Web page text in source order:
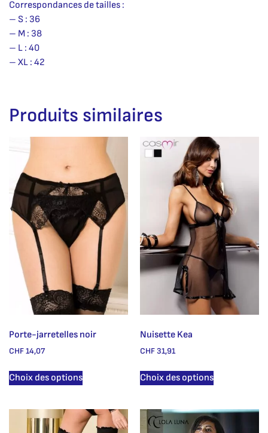
Correspondances de tailles :
– S : 36
– M : 38
– L : 40
– XL : 42
Produits similaires
Porte-jarretelles noir
CHF14,07
Choix des options
Nuisette Kea
CHF 31,91
Choix des options